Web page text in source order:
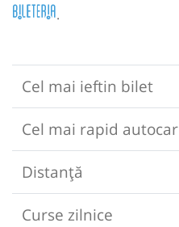
.
Cel mai ieftin bilet
Cel mai rapid autocar
Distanță
Curse zilnice